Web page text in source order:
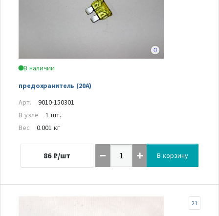
В наличии
предохранитель (20А)
Арт.
9010-150301
В узле
1 шт.
Вес
0.001 кг
86 ₽/шт В корзину
21